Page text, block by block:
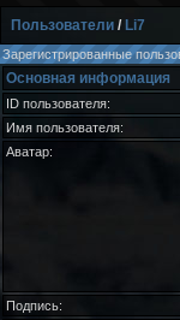
Пользователи / Li7
Зарегистрированные
Основная информация
ID пользователя:
Имя пользователя:
Аватар:
Подпись: